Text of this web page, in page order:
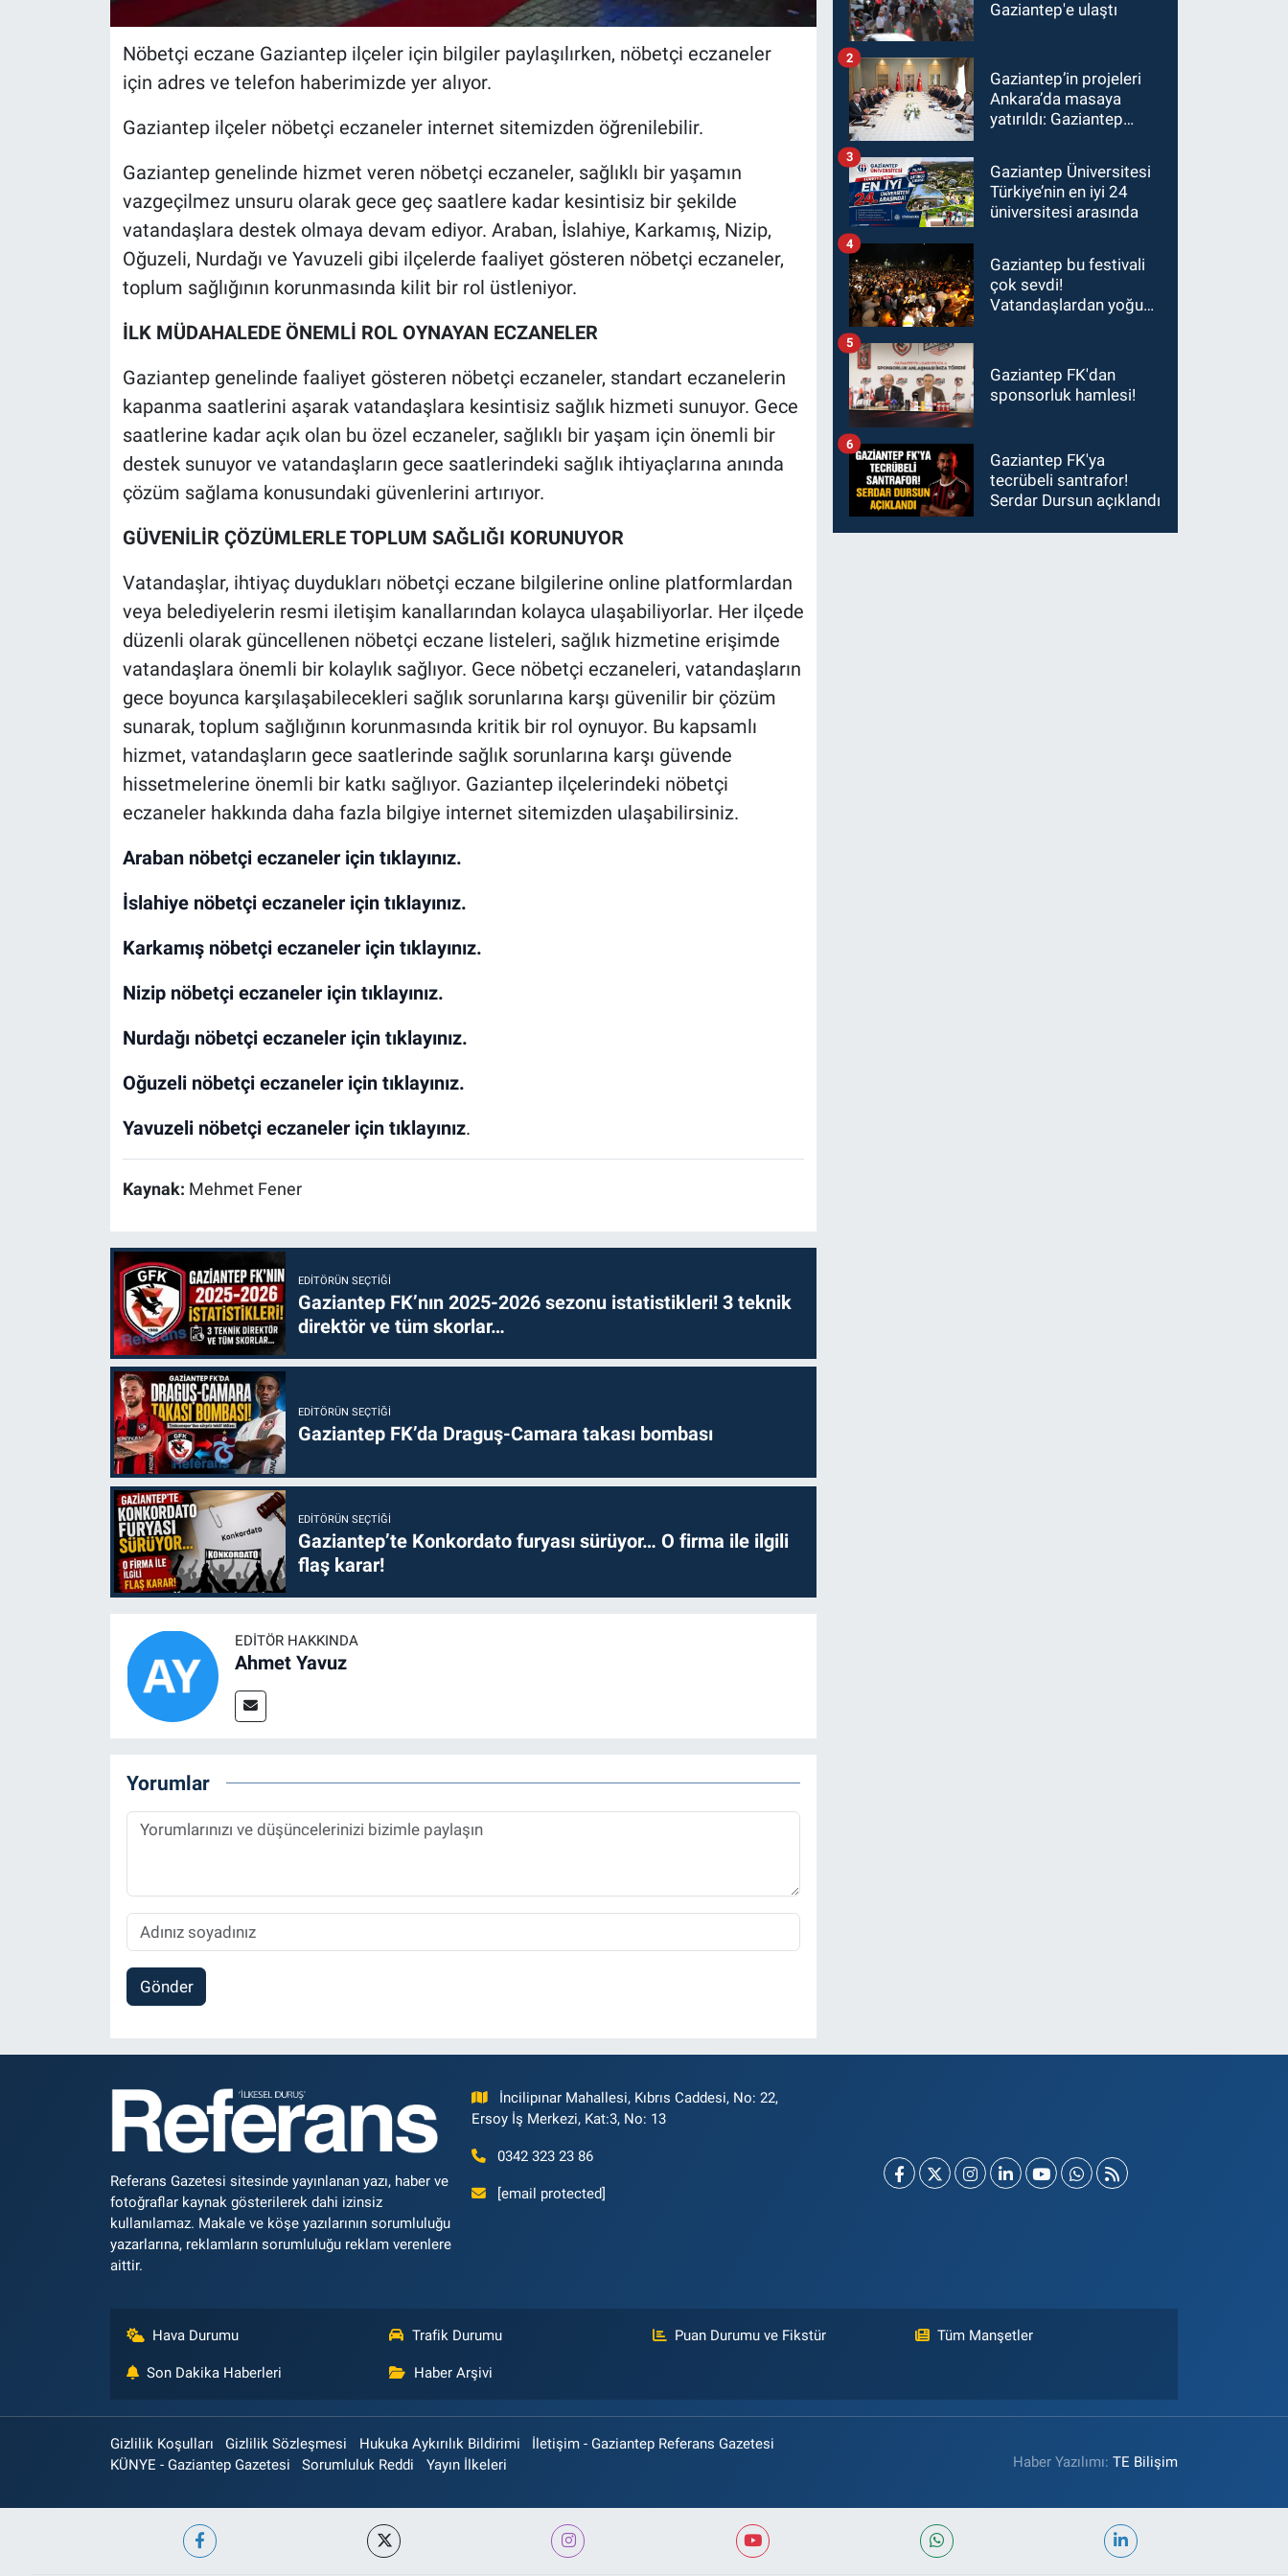
Nöbetçi eczane Gaziantep ilçeler için bilgiler paylaşılırken, nöbetçi eczaneler
için adres ve telefon haberimizde yer alıyor.
Gaziantep ilçeler nöbetçi eczaneler internet sitemizden öğrenilebilir.
Gaziantep genelinde hizmet veren nöbetçi eczaneler, sağlıklı bir yaşamın
vazgeçilmez unsuru olarak gece geç saatlere kadar kesintisiz bir şekilde
vatandaşlara destek olmaya devam ediyor. Araban, İslahiye, Karkamış, Nizip,
Oğuzeli, Nurdağı ve Yavuzeli gibi ilçelerde faaliyet gösteren nöbetçi eczaneler,
toplum sağlığının korunmasında kilit bir rol üstleniyor.
İLK MÜDAHALEDE ÖNEMLİ ROL OYNAYAN ECZANELER
Gaziantep genelinde faaliyet gösteren nöbetçi eczaneler, standart eczanelerin
kapanma saatlerini aşarak vatandaşlara kesintisiz sağlık hizmeti sunuyor. Gece
saatlerine kadar açık olan bu özel eczaneler, sağlıklı bir yaşam için önemli bir
destek sunuyor ve vatandaşların gece saatlerindeki sağlık ihtiyaçlarına anında
çözüm sağlama konusundaki güvenlerini artırıyor.
GÜVENİLİR ÇÖZÜMLERLE TOPLUM SAĞLIĞI KORUNUYOR
Vatandaşlar, ihtiyaç duydukları nöbetçi eczane bilgilerine online platformlardan
veya belediyelerin resmi iletişim kanallarından kolayca ulaşabiliyorlar. Her ilçede
düzenli olarak güncellenen nöbetçi eczane listeleri, sağlık hizmetine erişimde
vatandaşlara önemli bir kolaylık sağlıyor. Gece nöbetçi eczaneleri, vatandaşların
gece boyunca karşılaşabilecekleri sağlık sorunlarına karşı güvenilir bir çözüm
sunarak, toplum sağlığının korunmasında kritik bir rol oynuyor. Bu kapsamlı
hizmet, vatandaşların gece saatlerinde sağlık sorunlarına karşı güvende
hissetmelerine önemli bir katkı sağlıyor. Gaziantep ilçelerindeki nöbetçi
eczaneler hakkında daha fazla bilgiye internet sitemizden ulaşabilirsiniz.
Araban nöbetçi eczaneler için tıklayınız.
İslahiye nöbetçi eczaneler için tıklayınız.
Karkamış nöbetçi eczaneler için tıklayınız.
Nizip nöbetçi eczaneler için tıklayınız.
Nurdağı nöbetçi eczaneler için tıklayınız.
Oğuzeli nöbetçi eczaneler için tıklayınız.
Yavuzeli nöbetçi eczaneler için tıklayınız.
Kaynak: Mehmet Fener
EDITÖRÜN SEÇTIĞI
Gaziantep FK’nın 2025-2026 sezonu istatistikleri! 3 teknik
direktör ve tüm skorlar…
EDITÖRÜN SEÇTIĞI
Gaziantep FK’da Draguş-Camara takası bombası
EDITÖRÜN SEÇTIĞI
Gaziantep’te Konkordato furyası sürüyor… O firma ile ilgili
flaş karar!
EDITÖR HAKKINDA
Ahmet Yavuz
Yorumlar
Gönder
Gaziantep'e ulaştı
Gaziantep’in projeleri
Ankara’da masaya
yatırıldı: Gaziantep
Şimşek’e ziyaret!
2
Gaziantep Üniversitesi
Türkiye’nin en iyi 24
üniversitesi arasında
3
Gaziantep bu festivali
çok sevdi!
Vatandaşlardan yoğun
4
Gaziantep FK'dan
sponsorluk hamlesi!
5
Gaziantep FK'ya
tecrübeli santrafor!
Serdar Dursun açıklandı
6
Referans Gazetesi sitesinde yayınlanan yazı, haber ve
fotoğraflar kaynak gösterilerek dahi izinsiz
kullanılamaz. Makale ve köşe yazılarının sorumluluğu
yazarlarına, reklamların sorumluluğu reklam verenlere
aittir.
İncilipınar Mahallesi, Kıbrıs Caddesi, No: 22,
Ersoy İş Merkezi, Kat:3, No: 13
0342 323 23 86
[email protected]
Hava Durumu Trafik Durumu Puan Durumu ve Fikstür Tüm Manşetler
Son Dakika Haberleri Haber Arşivi
Gizlilik Koşulları Gizlilik Sözleşmesi Hukuka Aykırılık Bildirimi
İletişim - Gaziantep Referans Gazetesi
KÜNYE - Gaziantep Gazetesi
Sorumluluk Reddi Yayın İlkeleri Haber Yazılımı:TE Bilişim